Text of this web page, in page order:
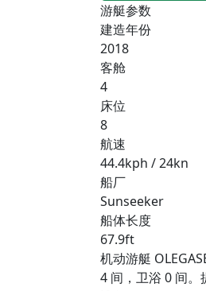
游艇参数
建造年份
2018
客舱
4
床位
8
航速
44.4kph / 24kn
船厂
Sunseeker
船体长度
67.9ft
机动游艇
4 间，卫浴 0 间。